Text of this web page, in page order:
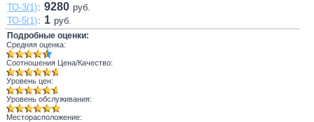
ТО-3(1): 9280 руб.
ТО-5(1): 1 руб.
Подробные оценки:
Средняя оценка:
Соотношения Цена/Качество:
Уровень цен:
Уровень обслуживания:
Месторасположение: